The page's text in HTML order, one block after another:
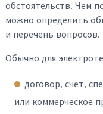
обстоятельств. Чем
можно определить
и перечень вопросов.
Обычно для
договор, счет,
или коммерческое